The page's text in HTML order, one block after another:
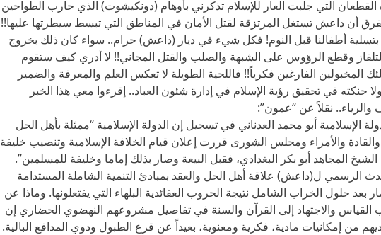
التي جلبت العار للإسلام تذكرني بأوهام (دونكيشوت) الذي حارب الطواحين
أن داعش تستغل المرتزقة لقتل الأمان في المناطق التي تبسط سيطرتها عليها!!
بتسلية أطفالنا قبل النوم! فكل شيء في ديار (داعش) حرام.. سواء كان ذلك بخروج
التلفاز وقطع الرؤوس على الشبهة والصلب والقتل المجاني!! لا أدري كيف ستقوم
المخبولين الفارغين فكرياً!! فاللحية الطويلة لا تعكس العلم والمعرفة والضمير
حنكته في تحقيق رؤية الإسلام في إدارة شئون العباد.. إقرءوا معي هذا الخبر
نقلاً عن “عمون”:
الإسلامية أبو محمد العدناني في تسجيل إن الدولة الإسلامية “ممثلة بأهل الحل
والقادة والأمراء ومجلس الشورى قررت إعلان قيام الخلافة الإسلامية وتنصيب خليفة
المجاهد أبو بكر البغدادي، فقبل البيعة وصار بذلك إماما وخليفة للمسلمين”.
الرسمي ل(داعش) علاقة أهل الحل والعقد بمبادئ التنمية الشاملة المستدامة
بعد حلول الخراب الشامل نتيجة الحروب العقائدية البلهاء التي يفتعلونها. وماذا عن
القياس والاجتهاد إلى القرآن والسنة في تفاصيل مشروعهم النهضوي الحضاري إن
من إمكانيات مادية، فكرية ومعنوية، بعيداً عن قرع الطبول ودوي المدافع البالية.